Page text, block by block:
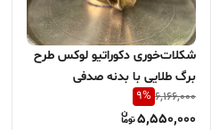
شکلات‌خوری دکوراتیو لوکس طرح
برگ طلایی با بدنه صدفی
6,166,000
9%
5,550,000